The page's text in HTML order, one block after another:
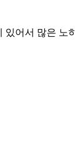
어서 많은